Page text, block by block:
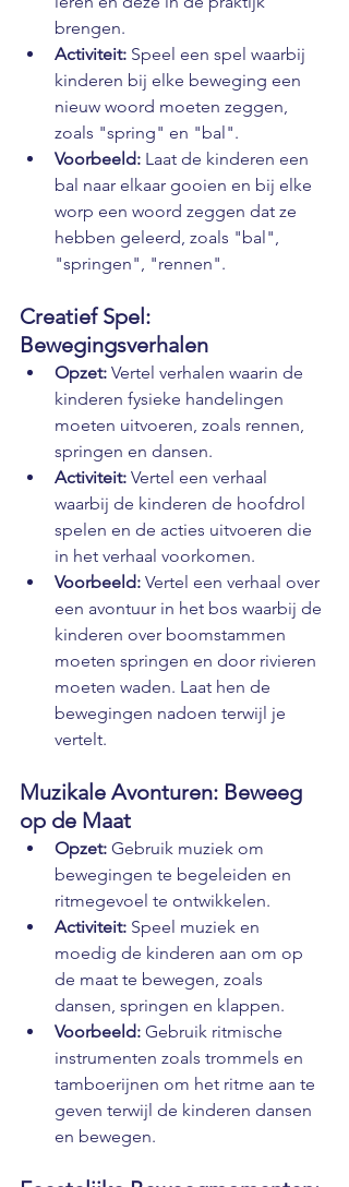
brengen.
Activiteit: Speel een spel waarbij
kinderen bij elke beweging een
nieuw woord moeten zeggen,
zoals "spring" en "bal".
Voorbeeld: Laat de kinderen een
bal naar elkaar gooien en bij elke
worp een woord zeggen dat ze
hebben geleerd, zoals "bal",
"springen", "rennen".
Creatief Spel:
Bewegingsverhalen
Opzet: Vertel verhalen waarin de
kinderen fysieke handelingen
moeten uitvoeren, zoals rennen,
springen en dansen.
Activiteit: Vertel een verhaal
waarbij de kinderen de hoofdrol
spelen en de acties uitvoeren die
in het verhaal voorkomen.
Voorbeeld: Vertel een verhaal over
een avontuur in het bos waarbij de
kinderen over boomstammen
moeten springen en door rivieren
moeten waden. Laat hen de
bewegingen nadoen terwijl je
vertelt.
Muzikale Avonturen: Beweeg
op de Maat
Opzet: Gebruik muziek om
bewegingen te begeleiden en
ritmegevoel te ontwikkelen.
Activiteit: Speel muziek en
moedig de kinderen aan om op
de maat te bewegen, zoals
dansen, springen en klappen.
Voorbeeld: Gebruik ritmische
instrumenten zoals trommels en
tamboerijnen om het ritme aan te
geven terwijl de kinderen dansen
en bewegen.